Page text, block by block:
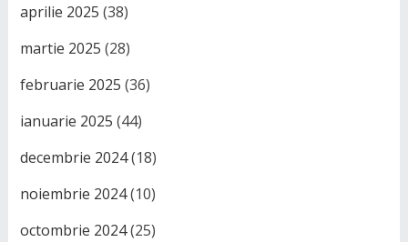
aprilie 2025 (38)
martie 2025 (28)
februarie 2025 (36)
ianuarie 2025 (44)
decembrie 2024(18)
noiembrie 2024(10)
octombrie 2024(25)